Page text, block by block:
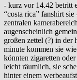
- kurz vor 14.42 betritt
“costa rica” fanshirt
zentralen
augenscheinlich
großen zettel (?) in der
minute kommen sie
könnten zigaretten
leicht räumlich, sie
hinter einem